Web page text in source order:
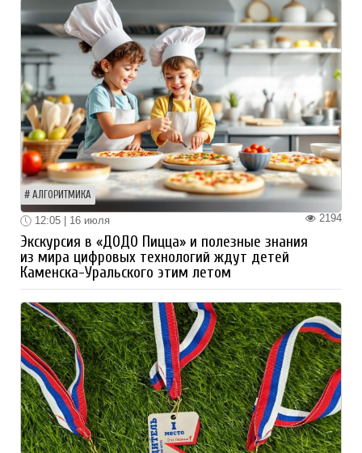
АЛГОРИТМИКА
2194
12:05 | 16 июля
Экскурсия в «ДОДО Пицца» и полезные знания
из мира цифровых технологий ждут детей
Каменска-Уральского этим летом